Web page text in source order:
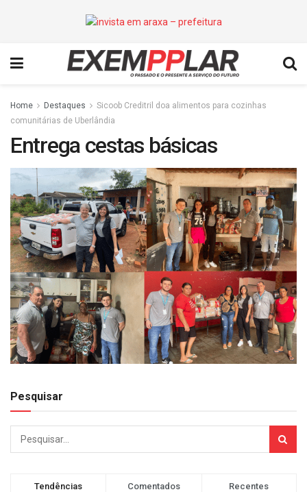
Home Destaques
Sicoob Creditril doa alimentos para cozinhas
comunitárias de Uberlândia
Entrega cestas básicas
Pesquisar
Tendências Comentados Recentes